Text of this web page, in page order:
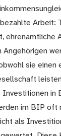
Arbeit:
ehrenamtliche
Angehörigen
sie einen
Investitionen in
im BIP oft
als